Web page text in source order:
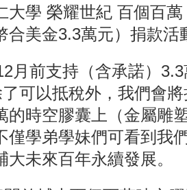
大學 榮耀世紀 百個百
合美金3.3萬元）捐款活
月前支持（含承諾）
可以抵稅外，我們會
的時空膠囊上（金屬雕
僅學弟學妹們可看到我
未來百年永續發展。